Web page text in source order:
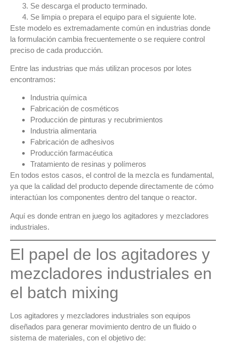
Se descarga el producto terminado.
Se limpia o prepara el equipo para el siguiente lote.
Este modelo es extremadamente común en industrias donde
la formulación cambia frecuentemente o se requiere control
preciso de cada producción.
Entre las industrias que más utilizan procesos por lotes
encontramos:
Industria química
Fabricación de cosméticos
Producción de pinturas y recubrimientos
Industria alimentaria
Fabricación de adhesivos
Producción farmacéutica
Tratamiento de resinas y polímeros
En todos estos casos, el control de la mezcla es fundamental,
ya que la calidad del producto depende directamente de cómo
interactúan los componentes dentro del tanque o reactor.
Aquí es donde entran en juego los agitadores y mezcladores
industriales.
El papel de los agitadores y
mezcladores industriales en
el batch mixing
Los agitadores y mezcladores industriales son equipos
diseñados para generar movimiento dentro de un fluido o
sistema de materiales, con el objetivo de: